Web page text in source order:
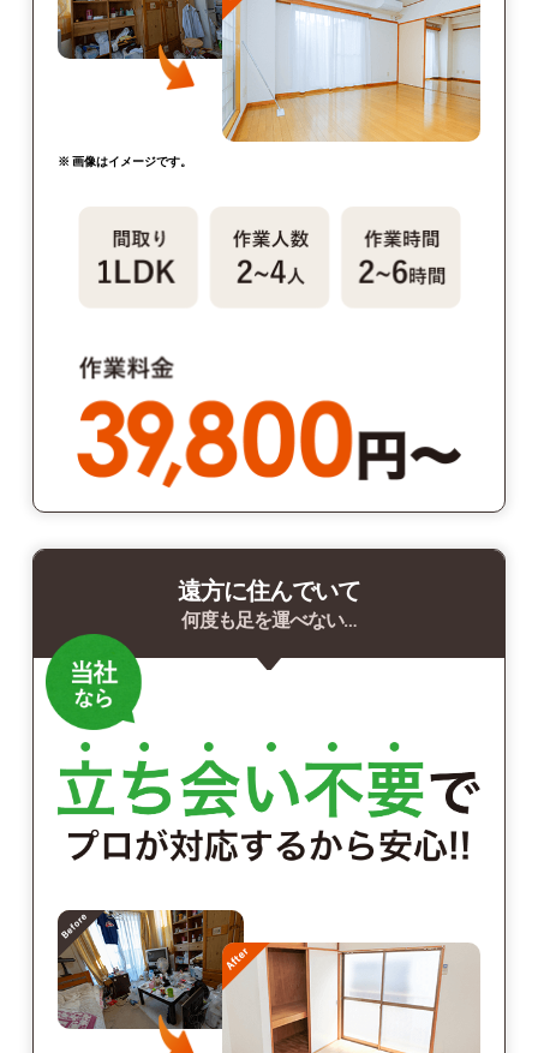
※ 画像はイメージです。
遠方に住んでいて
何度も足を運べない…